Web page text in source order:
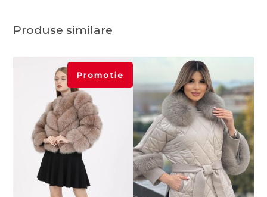
Produse similare
Promotie